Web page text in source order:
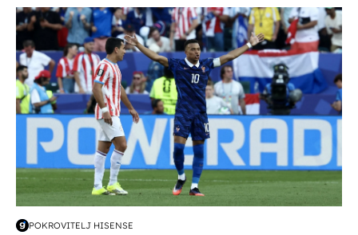
svjetsko prvenstvo 2026
POKROVITELJ HISENSE